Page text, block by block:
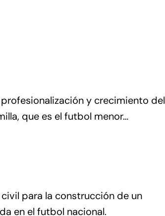
y crecimiento del
que es el futbol menor…
para la construcción de un
en el futbol nacional.